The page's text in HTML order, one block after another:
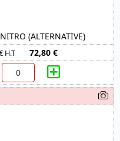
(ALTERNATIVE)
H.T 72,80 €